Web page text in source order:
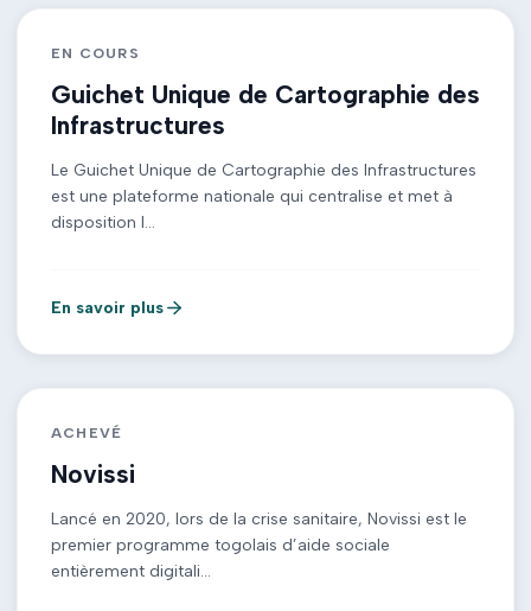
EN COURS
Guichet Unique de Cartographie des
Infrastructures
Le Guichet Unique de Cartographie des Infrastructures
est une plateforme nationale qui centralise et met à
disposition l...
En savoir plus
ACHEVÉ
Novissi
Lancé en 2020, lors de la crise sanitaire, Novissi est le
premier programme togolais d’aide sociale
entièrement digitali...